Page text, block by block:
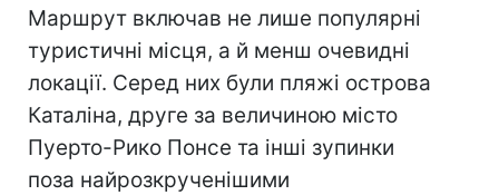
Маршрут включав не лише популярні
туристичні місця, а й менш очевидні
локації. Серед них були пляжі острова
Каталіна, друге за величиною місто
Пуерто-Рико Понсе та інші зупинки
поза найрозкрученішими